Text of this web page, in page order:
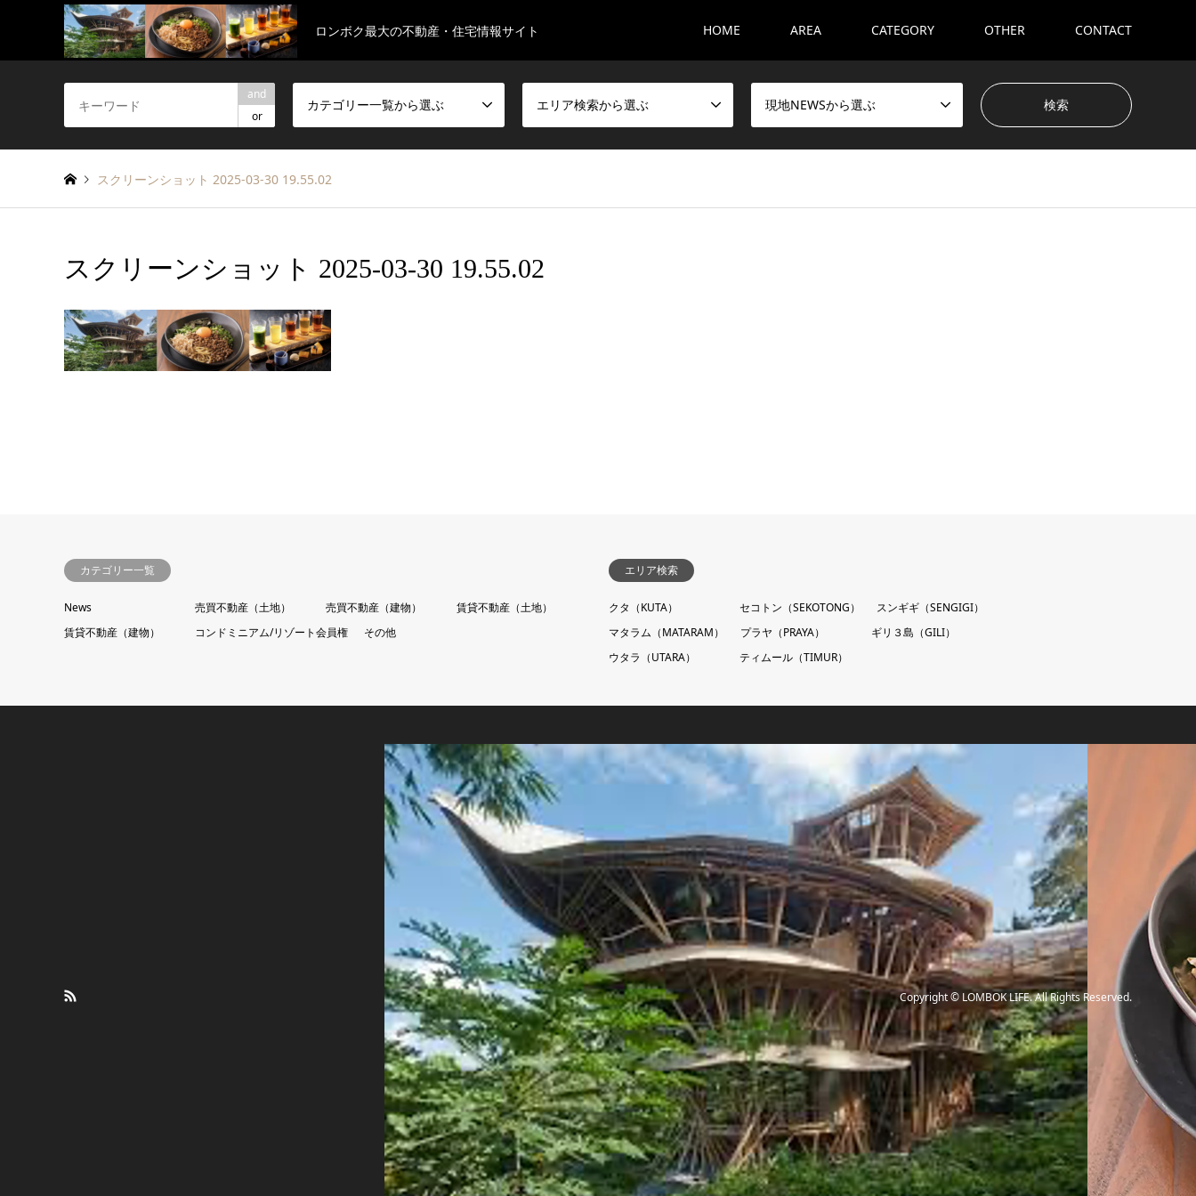
ロンボク最大の不動産・住宅情報サイト HOME AREA CATEGORY OTHER CONTACT
and
or
カテゴリー一覧から選ぶ エリア検索から選ぶ 現地NEWSから選ぶ
スクリーンショット 2025-03-30 19.55.02
スクリーンショット 2025-03-30 19.55.02
カテゴリー一覧
News 売買不動産（土地） 売買不動産（建物）
賃貸不動産（土地）
賃貸不動産（建物）
コンドミニアム/リゾート会員権 その他
エリア検索
クタ（KUTA） セコトン（SEKOTONG）
スンギギ（SENGIGI）
マタラム（MATARAM）
プラヤ（PRAYA）
ギリ３島（GILI）
ウタラ（UTARA）
ティムール（TIMUR）
Copyright© LOMBOK LIFE. All Rights Reserved.